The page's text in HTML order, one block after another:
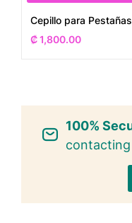
Cepillo para Pestañas
₡1,800.00
100%